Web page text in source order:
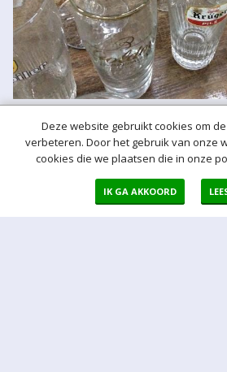
Deze website gebruikt cookies om
verbeteren. Door het gebruik van onze
cookies die we plaatsen die in onze
IK GA AKKOORD